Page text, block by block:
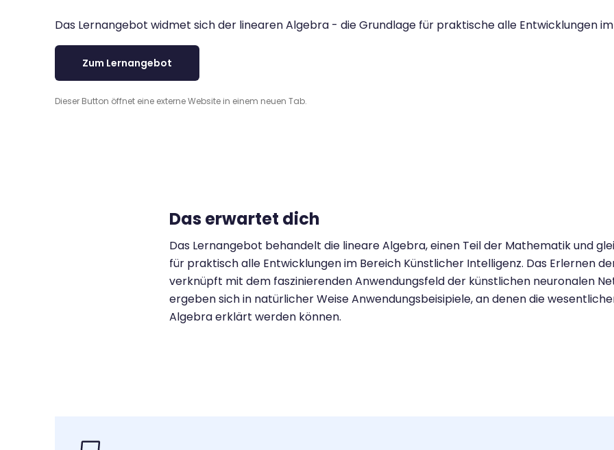
Das Lernangebot widmet sich der linearen Algebra - die Grundlage für praktische alle Entwicklungen im
Zum Lernangebot
Dieser Button öffnet eine externe Website in einem neuen Tab.
Das erwartet dich
Das Lernangebot behandelt die lineare Algebra, einen Teil der Mathematik und
für praktisch alle Entwicklungen im Bereich Künstlicher Intelligenz. Das Erlernen
verknüpft mit dem faszinierenden Anwendungsfeld der künstlichen neuronalen
ergeben sich in natürlicher Weise Anwendungsbeisipiele, an denen die
Algebra erklärt werden können.